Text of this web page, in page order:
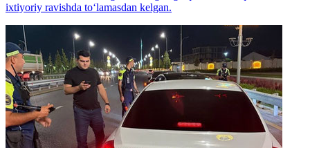
ixtiyoriy ravishda to‘lamasdan kelgan.